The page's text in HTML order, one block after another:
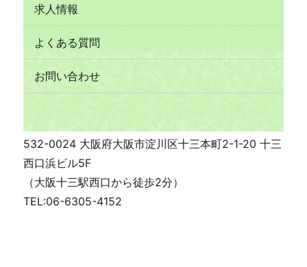
求人情報
よくある質問
お問い合わせ
532-0024 大阪府大阪市淀川区十三本町2-1-20 十三
西口浜ビル5F
（大阪十三駅西口から徒歩2分）
TEL:06-6305-4152